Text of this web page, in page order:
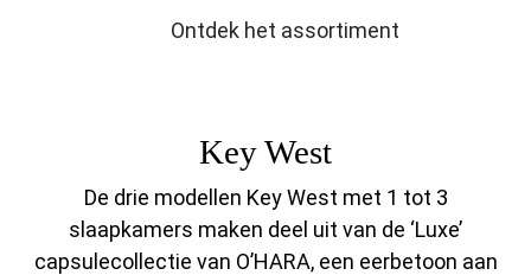
Ontdek het assortiment
Key West
De drie modellen Key West met 1 tot 3
slaapkamers maken deel uit van de ‘Luxe’
capsulecollectie van O’HARA, een eerbetoon aan